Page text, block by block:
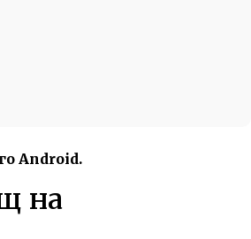
Android.
на